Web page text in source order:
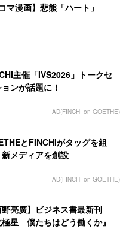
マ漫画】悲熊「ハート」
主催「IVS2026」トークセ
ンが話題に！
AD(FINCHI on GOETHE)
とFINCHIがタッグを組
メディアを創設
AD(FINCHI on GOETHE)
野亮廣】ビジネス書最新刊
極星 僕たちはどう働くか』